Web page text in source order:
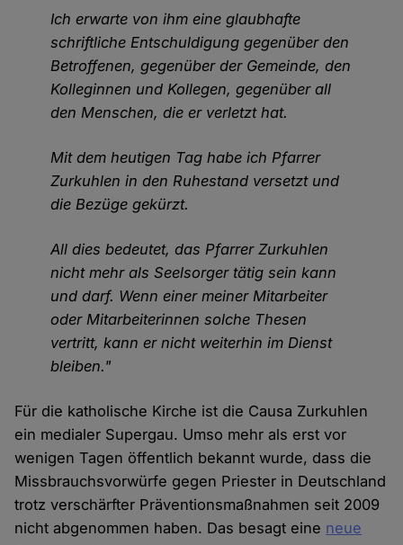
Ich erwarte von ihm eine glaubhafte
schriftliche Entschuldigung gegenüber den
Betroffenen, gegenüber der Gemeinde, den
Kolleginnen und Kollegen, gegenüber all
den Menschen, die er verletzt hat.
Mit dem heutigen Tag habe ich Pfarrer
Zurkuhlen in den Ruhestand versetzt und
die Bezüge gekürzt.
All dies bedeutet, das Pfarrer Zurkuhlen
nicht mehr als Seelsorger tätig sein kann
und darf. Wenn einer meiner Mitarbeiter
oder Mitarbeiterinnen solche Thesen
vertritt, kann er nicht weiterhin im Dienst
bleiben."
Für die katholische Kirche ist die Causa Zurkuhlen
ein medialer Supergau. Umso mehr als erst vor
wenigen Tagen öffentlich bekannt wurde, dass die
Missbrauchsvorwürfe gegen Priester in Deutschland
trotz verschärfter Präventionsmaßnahmen seit 2009
nicht abgenommen haben. Das besagt eine neue